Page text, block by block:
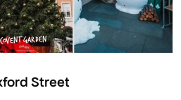
COVENT GARDEN
Street